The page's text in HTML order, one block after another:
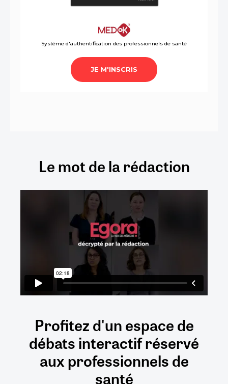
Le mot de la rédaction
Profitez d'un espace de
débatsinteractifréservé
auxprofessionnels de
santé